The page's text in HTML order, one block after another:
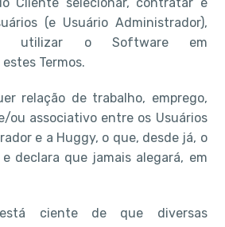
(e Usuário Administrador),
a utilizar o Software em
Termos.
relação de trabalho, emprego,
ou associativo entre os Usuários
e a Huggy, o que, desde já, o
declara que jamais alegará, em
ciente de que diversas